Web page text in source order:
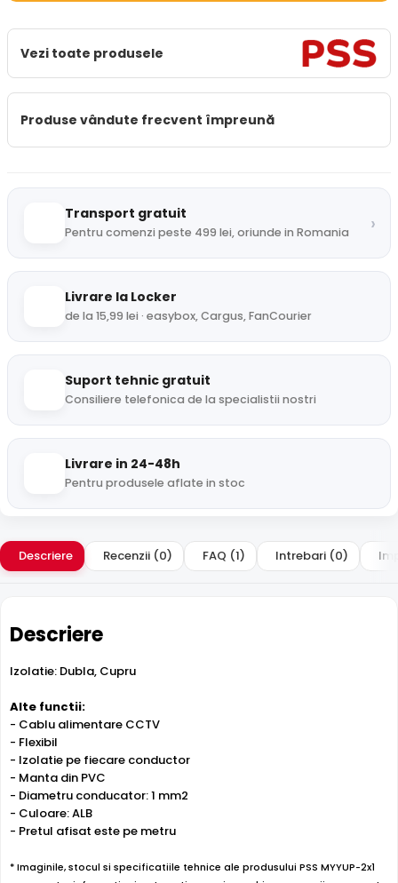
Vezi toate produsele
Produse vândute frecvent împreună
Transport gratuit
Pentru comenzi peste 499 lei, oriunde in Romania ›
Livrare la Locker
de la 15,99 lei · easybox, Cargus, FanCourier
Suport tehnic gratuit
Consiliere telefonica de la specialistii nostri
Livrare in 24-48h
Pentru produsele aflate in stoc
Descriere Recenzii (0) FAQ (1) Intrebari (0)
Descriere
Izolatie: Dubla, Cupru
Alte functii:
- Cablu alimentare CCTV
- Flexibil
- Izolatie pe fiecare conductor
- Manta din PVC
- Diametru conducator: 1 mm2
- Culoare: ALB
- Pretul afisat este pe metru
* Imaginile, stocul si specificatiile tehnice ale produsului PSS MYYUP-2x1